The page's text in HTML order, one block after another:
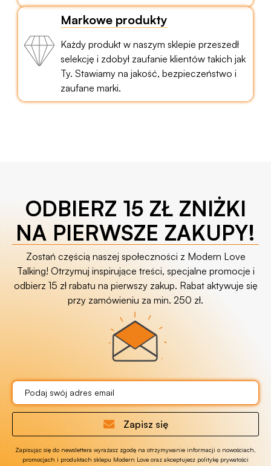
Markowe produkty
Każdy produkt w naszym sklepie przeszedł
selekcję i zdobył zaufanie klientów takich jak
Ty. Stawiamy na jakość, bezpieczeństwo i
zaufane marki.
ODBIERZ 15 ZŁ ZNIŻKI
NA PIERWSZE ZAKUPY!
Zostań częścią naszej społeczności z Modern Love
Talking! Otrzymuj inspirujące treści, specjalne promocje i
odbierz 15 zł rabatu na pierwszy zakup. Rabat aktywuje się
przy zamówieniu za min. 250 zł.
Zapisz się
Zapisując się do newslettera wyrażasz zgodę na otrzymywanie informacji o nowościach,
promocjach i produktach sklepu Modern Love oraz akceptujesz politykę prywatości